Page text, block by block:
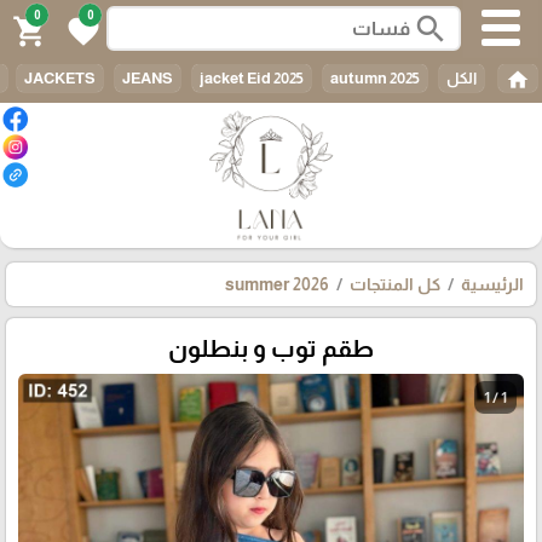
search
0
favorite
0
shopping_cart
home الكل JACKETS JEANS jacket Eid 2025 autumn 2025
الرئيسية كل المنتجات summer 2026
طقم توب و بنطلون
1 / 1